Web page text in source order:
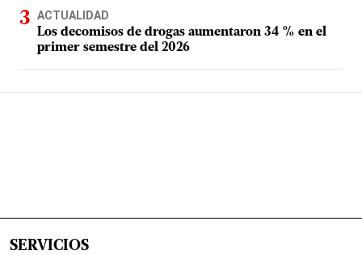
ACTUALIDAD
Los decomisos de drogas aumentaron 34 % en el
primer semestre del 2026
SERVICIOS